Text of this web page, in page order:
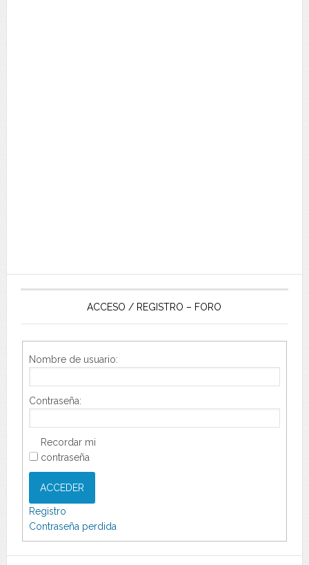
ACCESO / REGISTRO – FORO
Nombre de usuario:
Contraseña:
Recordar mi
contraseña
ACCEDER
Registro
Contraseña perdida